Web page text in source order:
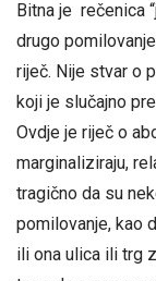
Bitna je rečenica
drugo
riječ. Nije stvar o
koji je slučajno
Ovdje je riječ o
marginaliziraju,
tragično da su
pomilovanje, kao
ili ona ulica ili trg